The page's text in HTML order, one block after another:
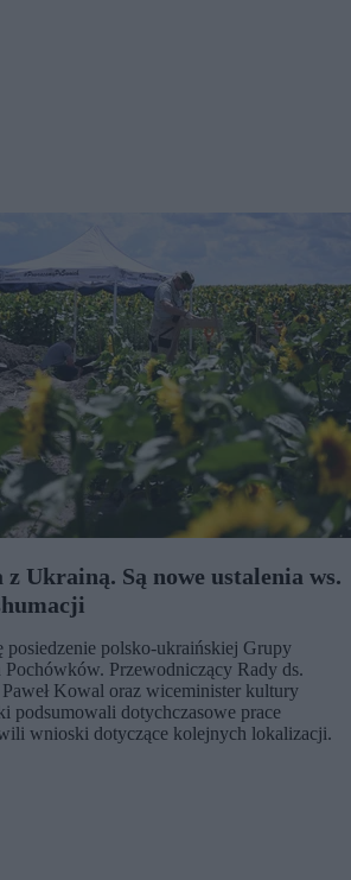
Ukrainą. Są nowe ustalenia ws.
posiedzenie polsko-ukraińskiej Grupy
Przewodniczący Rady ds.
Kowal oraz wiceminister kultury
podsumowali dotychczasowe prace
wnioski dotyczące kolejnych lokalizacji.